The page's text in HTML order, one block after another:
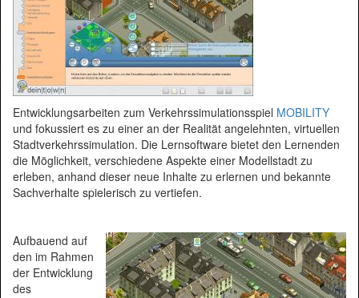
Entwicklungsarbeiten zum Verkehrssimulationsspiel MOBILITY
und fokussiert es zu einer an der Realität angelehnten, virtuellen
Stadtverkehrssimulation. Die Lernsoftware bietet den Lernenden
die Möglichkeit, verschiedene Aspekte einer Modellstadt zu
erleben, anhand dieser neue Inhalte zu erlernen und bekannte
Sachverhalte spielerisch zu vertiefen.
Aufbauend auf
den im Rahmen
der Entwicklung
des